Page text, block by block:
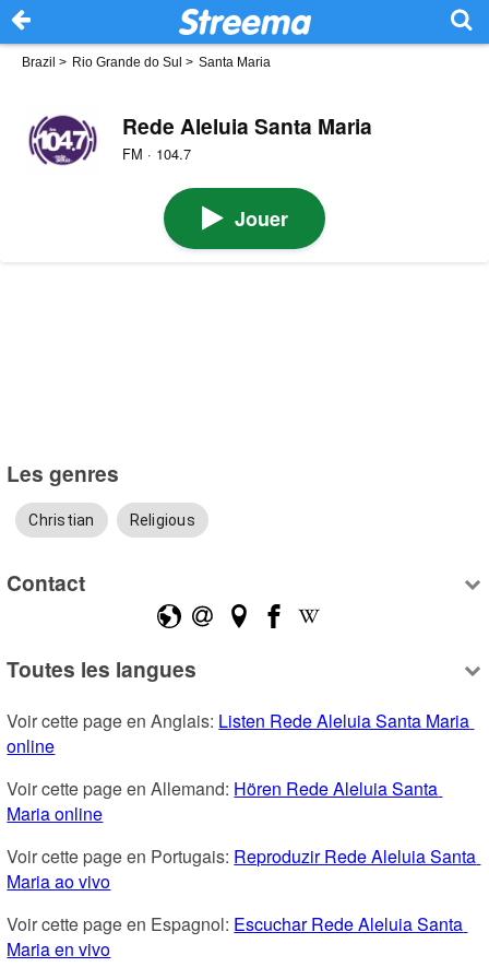
Brazil > Rio Grande do Sul > Santa Maria
Rede Aleluia Santa Maria
FM · 104.7
Jouer
Les genres
Christian Religious
Contact
Toutes les langues
Voir cette page en Anglais: Listen Rede Aleluia Santa Maria
online
Voir cette page en Allemand: Hören Rede Aleluia Santa
Maria online
Voir cette page en Portugais: Reproduzir Rede Aleluia Santa
Maria ao vivo
Voir cette page en Espagnol: Escuchar Rede Aleluia Santa
Maria en vivo